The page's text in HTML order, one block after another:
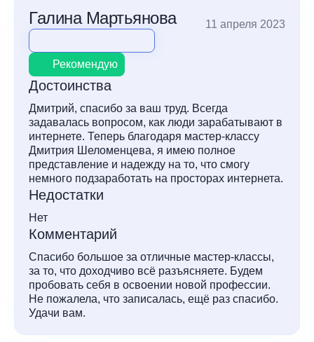
Галина Мартьянова 11 апреля 2023
Рекомендую
Достоинства
Дмитрий, спасибо за ваш труд. Всегда
задавалась вопросом, как люди зарабатывают в
интернете. Теперь благодаря мастер-классу
Дмитрия Шеломенцева, я имею полное
представление и надежду на то, что смогу
немного подзаработать на просторах интернета.
Недостатки
Нет
Комментарий
Спасибо большое за отличные мастер-классы,
за то, что доходчиво всё разъясняете. Будем
пробовать себя в освоении новой профессии.
Не пожалела, что записалась, ещё раз спасибо.
Удачи вам.